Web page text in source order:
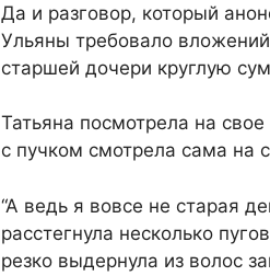
Да и разговор, который
Ульяны требовало
старшей дочери круглую
Татьяна посмотрела на
с пучком смотрела сама на
“А ведь я вовсе не старая
расстегнула несколько
резко выдернула из волос